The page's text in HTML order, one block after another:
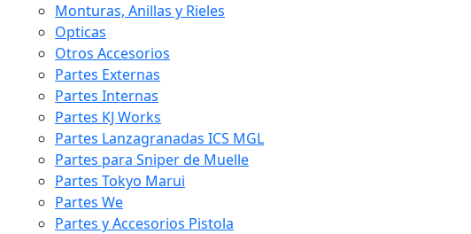
Monturas, Anillas y Rieles
Opticas
Otros Accesorios
Partes Externas
Partes Internas
Partes KJ Works
Partes Lanzagranadas ICS MGL
Partes para Sniper de Muelle
Partes Tokyo Marui
Partes We
Partes y Accesorios Pistola